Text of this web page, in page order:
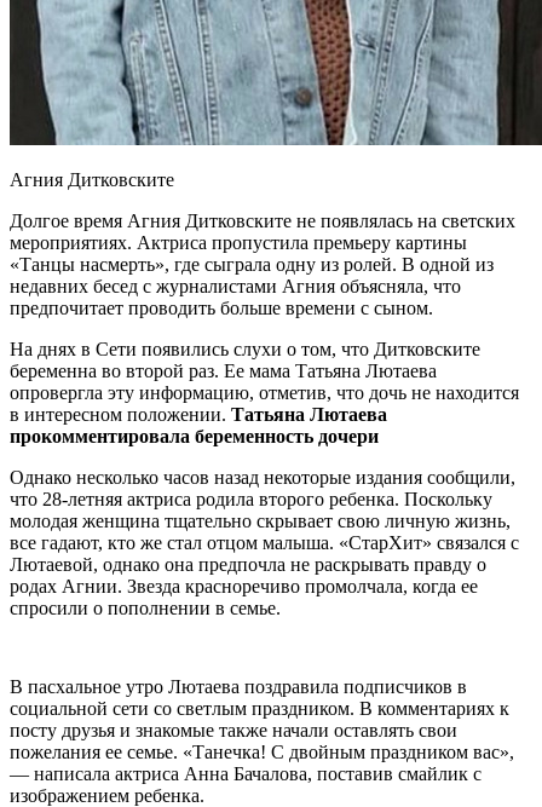
Агния Дитковските
Долгое время Агния Дитковските не появлялась на светских
мероприятиях. Актриса пропустила премьеру картины
«Танцы насмерть», где сыграла одну из ролей. В одной из
недавних бесед с журналистами Агния объясняла, что
предпочитает проводить больше времени с сыном.
На днях в Сети появились слухи о том, что Дитковските
беременна во второй раз. Ее мама Татьяна Лютаева
опровергла эту информацию, отметив, что дочь не находится
в интересном положении. Татьяна Лютаева
прокомментировала беременность дочери
Однако несколько часов назад некоторые издания сообщили,
что 28-летняя актриса родила второго ребенка. Поскольку
молодая женщина тщательно скрывает свою личную жизнь,
все гадают, кто же стал отцом малыша. «СтарХит» связался с
Лютаевой, однако она предпочла не раскрывать правду о
родах Агнии. Звезда красноречиво промолчала, когда ее
спросили о пополнении в семье.
В пасхальное утро Лютаева поздравила подписчиков в
социальной сети со светлым праздником. В комментариях к
посту друзья и знакомые также начали оставлять свои
пожелания ее семье. «Танечка! С двойным праздником вас»,
— написала актриса Анна Бачалова, поставив смайлик с
изображением ребенка.